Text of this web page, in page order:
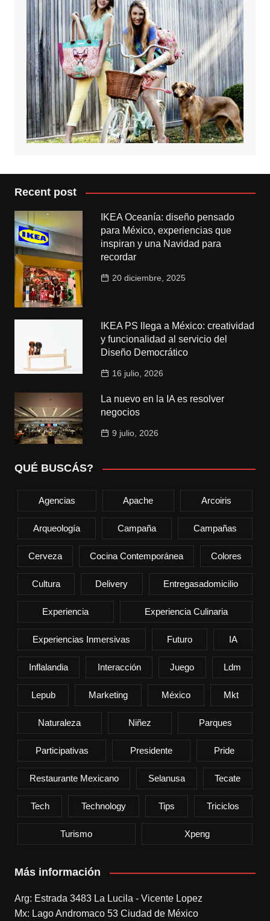
Recent post
IKEA Oceanía: diseño pensado
para México, experiencias que
inspiran y una Navidad para
recordar
20 diciembre, 2025
IKEA PS llega a México: creatividad
y funcionalidad al servicio del
Diseño Democrático
16 julio, 2026
La nuevo en la IA es resolver
negocios
9 julio, 2026
QUÉ BUSCÁS?
Agencias Apache Arcoiris
Arqueología Campaña Campañas
Cerveza Cocina Contemporánea Colores
Cultura Delivery Entregasadomicilio
Experiencia Experiencia Culinaria
Experiencias Inmersivas Futuro IA
Inflalandia Interacción Juego Ldm
Lepub Marketing México Mkt
Naturaleza Niñez Parques
Participativas Presidente Pride
Restaurante Mexicano Selanusa Tecate
Tech Technology Tips Triciclos
Turismo Xpeng
Más información
Arg: Estrada 3483 La Lucila - Vicente Lopez
Mx: Lago Andromaco 53 Ciudad de México